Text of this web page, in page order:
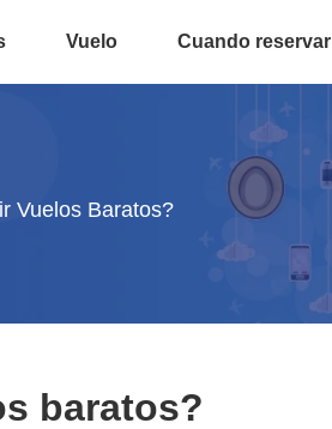
Vuelo Cuando reservar
Vuelos Baratos?
baratos?